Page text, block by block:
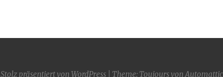
Stolz präsentiert von WordPress Theme: Toujours vonAutomattic